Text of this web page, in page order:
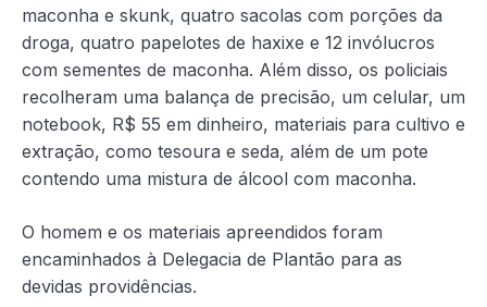
maconha e skunk, quatro sacolas com porções da
droga, quatro papelotes de haxixe e 12 invólucros
com sementes de maconha. Além disso, os policiais
recolheram uma balança de precisão, um celular, um
notebook, R$ 55 em dinheiro, materiais para cultivo e
extração, como tesoura e seda, além de um pote
contendo uma mistura de álcool com maconha.
O homem e os materiais apreendidos foram
encaminhados à Delegacia de Plantão para as
devidas providências.